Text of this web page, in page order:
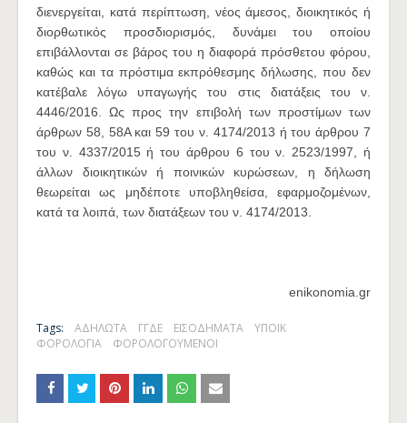
διενεργείται, κατά περίπτωση, νέος άμεσος, διοικητικός ή
διορθωτικός προσδιορισμός, δυνάμει του οποίου
επιβάλλονται σε βάρος του η διαφορά πρόσθετου φόρου,
καθώς και τα πρόστιμα εκπρόθεσμης δήλωσης, που δεν
κατέβαλε λόγω υπαγωγής του στις διατάξεις του ν.
4446/2016. Ως προς την επιβολή των προστίμων των
άρθρων 58, 58Α και 59 του ν. 4174/2013 ή του άρθρου 7
του ν. 4337/2015 ή του άρθρου 6 του ν. 2523/1997, ή
άλλων διοικητικών ή ποινικών κυρώσεων, η δήλωση
θεωρείται ως μηδέποτε υποβληθείσα, εφαρμοζομένων,
κατά τα λοιπά, των διατάξεων του ν. 4174/2013.
enikonomia.gr
Tags: ΑΔΗΛΩΤΑ ΓΓΔΕ ΕΙΣΟΔΗΜΑΤΑ
ΥΠΟΙΚ
ΦΟΡΟΛΟΓΙΑ
ΦΟΡΟΛΟΓΟΥΜΕΝΟΙ